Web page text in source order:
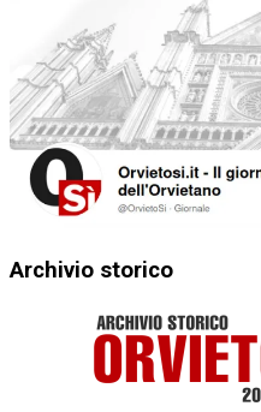
Archivio storico